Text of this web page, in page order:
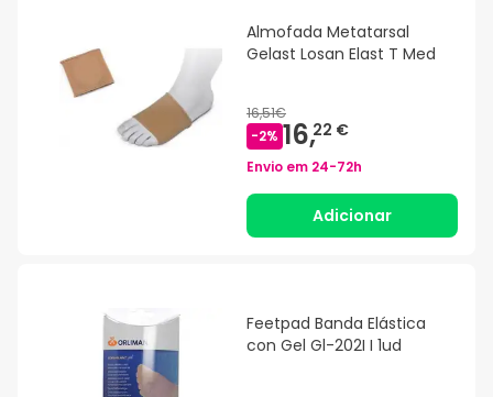
Almofada Metatarsal
Gelast Losan Elast T Med
16,51€
-2% 16,22 €
Envio em 24-72h
Adicionar
Feetpad Banda Elástica
con Gel Gl-202I I 1ud